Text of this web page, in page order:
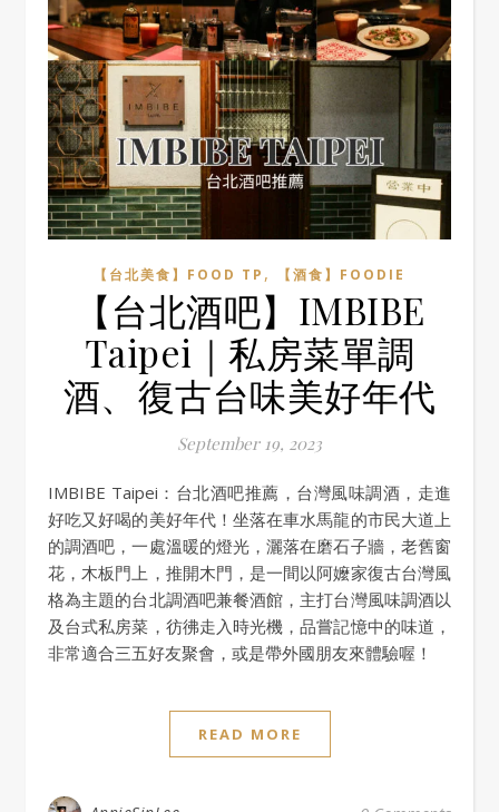
【台北美食】FOOD TP , 【酒食】FOODIE
【台北酒吧】IMBIBE
Taipei｜私房菜單調
酒、復古台味美好年代
September 19, 2023
IMBIBE Taipei：台北酒吧推薦，台灣風味調酒，走進
好吃又好喝的美好年代！坐落在車水馬龍的市民大道上
的調酒吧，一處溫暖的燈光，灑落在磨石子牆，老舊窗
花，木板門上，推開木門，是一間以阿嬤家復古台灣風
格為主題的台北調酒吧兼餐酒館，主打台灣風味調酒以
及台式私房菜，彷彿走入時光機，品嘗記憶中的味道，
非常適合三五好友聚會，或是帶外國朋友來體驗喔！
READ MORE